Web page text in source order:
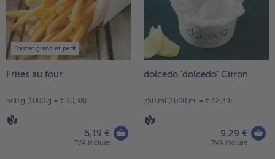
Format grand et petit
Frites au four
500 g (1000 g = € 10,38)
5,19 €
TVA incluse
dolcedo 'dolcedo' Citron
750 ml (1000 ml = € 12,39)
9,29 €
TVA incluse